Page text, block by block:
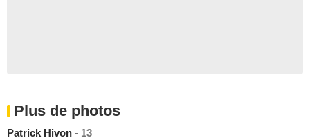
Plus de photos
Patrick Hivon - 13